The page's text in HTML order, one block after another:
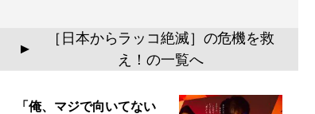
▲
［日本からラッコ絶滅］の危機を救
え！の一覧へ
「俺、マジで向いてない